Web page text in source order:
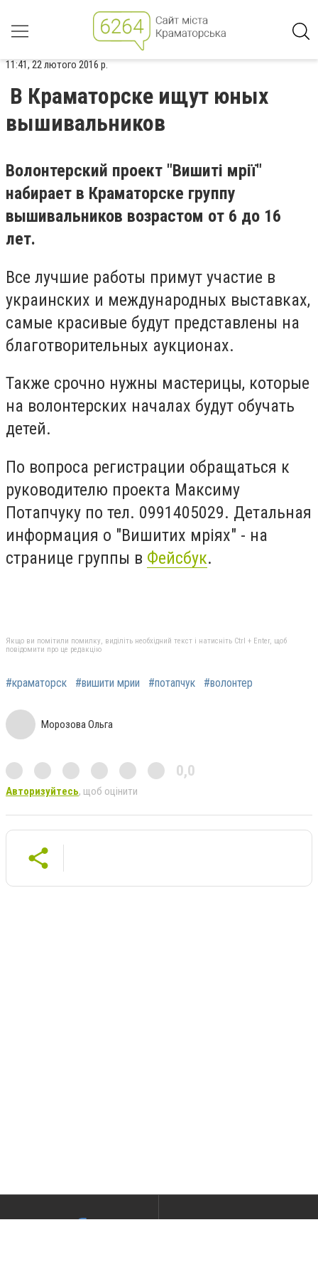
11:41, 22 лютого 2016 р.
В Краматорске ищут юных
вышивальников
Волонтерский проект "Вишиті мрії"
набирает в Краматорске группу
вышивальников возрастом от 6 до 16
лет.
Все лучшие работы примут участие в
украинских и международных выставках,
самые красивые будут представлены на
благотворительных аукционах.
Также срочно нужны мастерицы, которые
на волонтерских началах будут обучать
детей.
По вопроса регистрации обращаться к
руководителю проекта Максиму
Потапчуку по тел. 0991405029. Детальная
информация о "Вишитих мріях" - на
странице группы в Фейсбук.
Якщо ви помітили помилку, виділіть необхідний текст і натисніть Ctrl + Enter, щоб
повідомити про це редакцію
#краматорск #вишити мрии #потапчук #волонтер
Морозова Ольга
0,0
Авторизуйтесь, щоб оцінити